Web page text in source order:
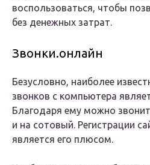
воспользоваться, чтобы
без денежных затрат.
Звонки.онлайн
Безусловно, наиболее
звонков с компьютера
Благодаря ему можно
и на сотовый. Регистрации
является его плюсом.